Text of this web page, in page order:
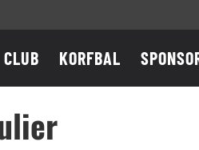
CLUB KORFBAL